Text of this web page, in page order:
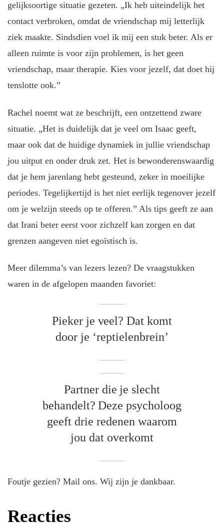
gelijksoortige situatie gezeten. „Ik heb uiteindelijk het
contact verbroken, omdat de vriendschap mij letterlijk
ziek maakte. Sindsdien voel ik mij een stuk beter. Als er
alleen ruimte is voor zijn problemen, is het geen
vriendschap, maar therapie. Kies voor jezelf, dat doet hij
tenslotte ook.”
Rachel noemt wat ze beschrijft, een ontzettend zware
situatie. „Het is duidelijk dat je veel om Isaac geeft,
maar ook dat de huidige dynamiek in jullie vriendschap
jou uitput en onder druk zet. Het is bewonderenswaardig
dat je hem jarenlang hebt gesteund, zeker in moeilijke
periodes. Tegelijkertijd is het niet eerlijk tegenover jezelf
om je welzijn steeds op te offeren.” Als tips geeft ze aan
dat Irani beter eerst voor zichzelf kan zorgen en dat
grenzen aangeven niet egoïstisch is.
Meer dilemma’s van lezers lezen? De vraagstukken
waren in de afgelopen maanden favoriet:
Pieker je veel? Dat komt
door je ‘reptielenbrein’
Partner die je slecht
behandelt? Deze psycholoog
geeft drie redenen waarom
jou dat overkomt
Foutje gezien? Mail ons. Wij zijn je dankbaar.
Reacties